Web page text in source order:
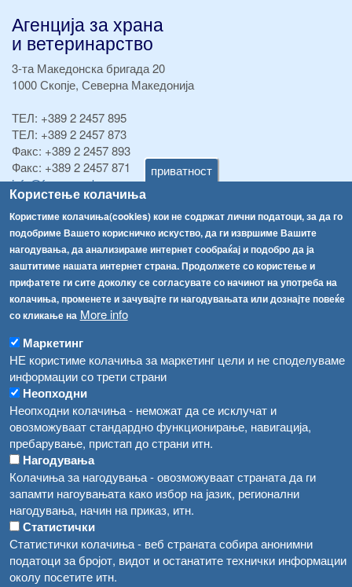
приватност
Користење колачиња
Користиме колачиња(cookies) кои не содржат лични податоци, за да го
подобриме Вашето корисничко искуство, да ги извршиме Вашите
нагодувања, да анализираме интернет сообраќај и подобро да ја
заштитиме нашата интернет страна. Продолжете со користење и
прифатете ги сите доколку се согласувате со начинот на употреба на
колачиња, променете и зачувајте ги нагодувањата или дознајте повеќе
со кликање на More info
Маркетинг
НЕ користиме колачиња за маркетинг цели и не споделуваме
информации со трети страни
Неопходни
Неопходни колачиња - неможат да се исклучат и
овозможуваат стандардно функционирање, навигација,
пребарување, пристап до страни итн.
Нагодувања
Колачиња за нагодувања - овозможуваат страната да ги
запамти нагоувањата како избор на јазик, регионални
нагодувања, начин на приказ, итн.
Статистички
Статистички колачиња - веб страната собира анонимни
податоци за бројот, видот и останатите технички информации
околу посетите итн.
Агенција за храна
и ветеринарство
3-та Македонска бригада 20
1000 Скопје, Северна Македонија
ТЕЛ: +389 2 2457 895
ТЕЛ: +389 2 2457 873
Факс: +389 2 2457 893
Факс: +389 2 2457 871
info@fva.gov.mk
[АХВ-претходна страна]
Соопштенија
Република Бугарија ги засили официјалните контроли при увоз на свежо овошје и зеленчук
Високите температури ризик од труење со храна, опасни се и за животните
Водата во Гостивар може да се користи како техничка, продолжува испораката на флаширана вода
Во Гостивар спроведени 70 вонредни контроли
Забраната за водата во Гостивар останува на сила, операторите да користат само технички безбедна вода
Навигација
Архива
Регистри
Обрасци
Огласи